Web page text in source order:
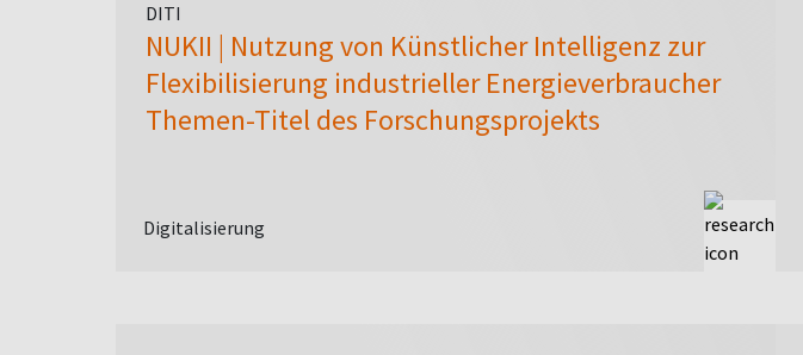
DITI
NUKII | Nutzung von Künstlicher Intelligenz zur
Flexibilisierung industrieller Energieverbraucher
Themen-Titel des Forschungsprojekts
Digitalisierung